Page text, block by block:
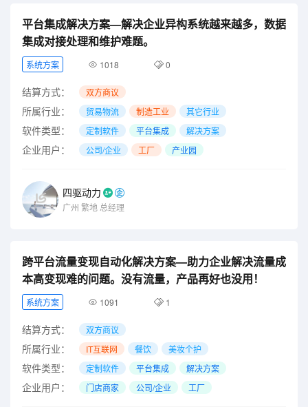
平台集成解决方案—解决企业异构系统越来越多，数据
集成对接处理和维护难题。
系统方案 1018 0
结算方式： 双方商议
所属行业： 贸易物流 制造工业 其它行业
软件类型： 定制软件 平台集成 解决方案
企业用户： 公司/企业 工厂 产业园
四驱动力
广州 繁地 总经理
跨平台流量变现自动化解决方案—助力企业解决流量成
本高变现难的问题。没有流量，产品再好也没用！
系统方案 1091 1
结算方式： 双方商议
所属行业： IT互联网 餐饮 美妆个护
软件类型： 定制软件 平台集成 解决方案
企业用户： 门店商家 公司/企业 工厂